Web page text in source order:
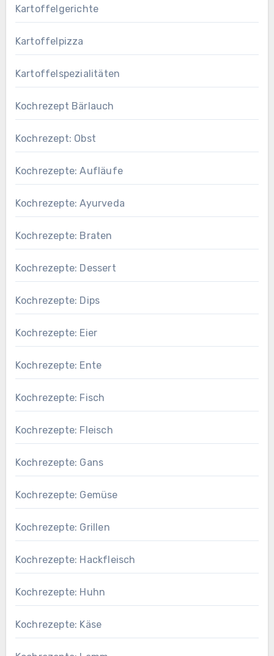
Kartoffelgerichte
Kartoffelpizza
Kartoffelspezialitäten
Kochrezept Bärlauch
Kochrezept: Obst
Kochrezepte: Aufläufe
Kochrezepte: Ayurveda
Kochrezepte: Braten
Kochrezepte: Dessert
Kochrezepte: Dips
Kochrezepte: Eier
Kochrezepte: Ente
Kochrezepte: Fisch
Kochrezepte: Fleisch
Kochrezepte: Gans
Kochrezepte: Gemüse
Kochrezepte: Grillen
Kochrezepte: Hackfleisch
Kochrezepte: Huhn
Kochrezepte: Käse